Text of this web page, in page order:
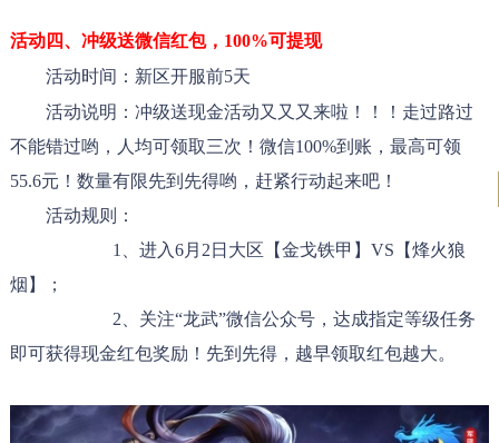
活动四、 冲级送微信红包，100%可提现
活动时间：新区开服前5天
活动说明：冲级送现金活动又又又来啦！！！走过路过
不能错过哟，人均可领取三次！微信100%到账，最高可领
55.6元！数量有限先到先得哟，赶紧行动起来吧！
活动规则：
1、进入6月2日大区【金戈铁甲】VS【烽火狼
烟】；
2、关注“龙武”微信公众号，达成指定等级任务
即可获得现金红包奖励！先到先得，越早领取红包越大。